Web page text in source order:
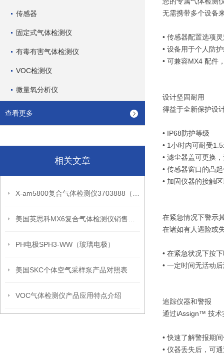
传感器
固定式气体检测仪
有毒有害气体检测仪
VOC检测仪
微量氧分析仪
查看更多
相关文章
PH电极SPH3-WW（玻璃电极）
美国SKC个体空气采样泵产品对照表
VOC气体检测仪产品应用特点介绍
无需携带多个设备
• 传感器配置选项
• 设备用于个人防
• 可兼容MX4 配件
设计坚固耐用
得益于全新保护设
• IP68防护等级
• 1小时内可耐受
• 滤尘器盖可更换
• 传感器窗口的凸
• 加固仪器的接触
在紧急情况下警示
在诸如有人遇险或
• 在紧急状况下按
• 一定时间无活动
追踪仪器和警报
通过iAssign™ 技术
• 快速了解警报期
• 仪器丢失后，可